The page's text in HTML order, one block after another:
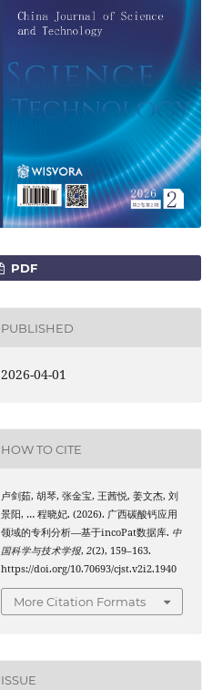
PDF
PUBLISHED
2026-04-01
HOW TO CITE
卢剑茹, 胡琴, 张金宝, 王茜悦, 姜文杰, 刘
景阳, … 程晓妃. (2026). 广西碳酸钙应用
领域的专利分析—基于incoPat数据库. 中
国科学与技术学报,2(2), 159–163.
https://doi.org/10.70693/cjst.v2i2.1940
More Citation Formats
ISSUE